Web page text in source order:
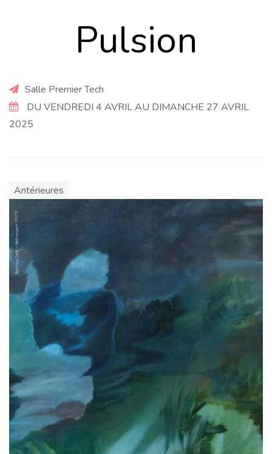
Pulsion
Salle Premier Tech
DU VENDREDI 4 AVRIL AU DIMANCHE 27 AVRIL
2025
Antérieures